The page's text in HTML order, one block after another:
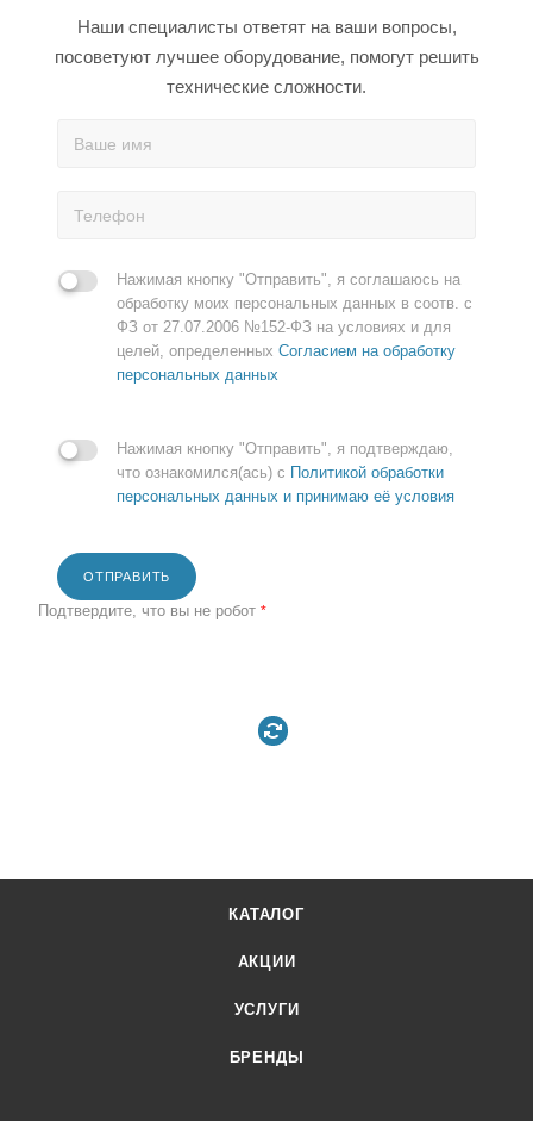
Наши специалисты ответят на ваши вопросы,
посоветуют лучшее оборудование, помогут решить
технические сложности.
Нажимая кнопку "Отправить", я соглашаюсь на
обработку моих персональных данных в соотв. с
ФЗ от 27.07.2006 №152-ФЗ на условиях и для
целей, определенных Согласием на обработку
персональных данных
Нажимая кнопку "Отправить", я подтверждаю,
что ознакомился(ась) с Политикой обработки
персональных данных и принимаю её условия
ОТПРАВИТЬ
Подтвердите, что вы не робот *
КАТАЛОГ
АКЦИИ
УСЛУГИ
БРЕНДЫ